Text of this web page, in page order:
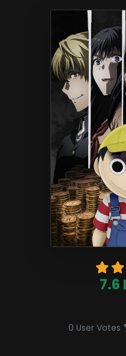
7.6
0 User Votes